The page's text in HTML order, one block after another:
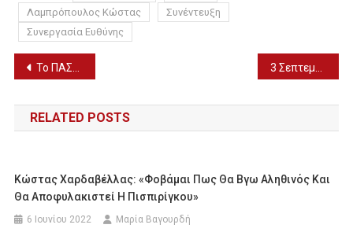
Λαμπρόπουλος Κώστας
Συνέντευξη
Συνεργασία Ευθύνης
Πλοήγηση
άρθρων
Το ΠΑΣΟΚ γίνεται 49 ετών και γιορτάζει την 3η του Σεπτέμβρη
RELATED POSTS
Κώστας Χαρδαβέλλας: «Φοβάμαι Πως Θα Βγω Αληθινός Και
Θα Αποφυλακιστεί Η Πισπιρίγκου»
6 Ιουνίου 2022 Μαρία Βαγουρδή